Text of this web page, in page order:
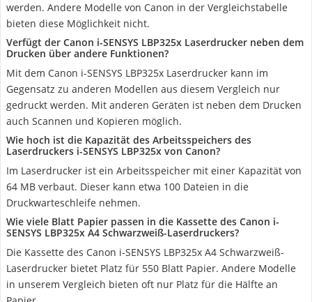
werden. Andere Modelle von Canon in der Vergleichstabelle
bieten diese Möglichkeit nicht.
Verfügt der Canon i-SENSYS LBP325x Laserdrucker neben dem
Drucken über andere Funktionen?
Mit dem Canon i-SENSYS LBP325x Laserdrucker kann im
Gegensatz zu anderen Modellen aus diesem Vergleich nur
gedruckt werden. Mit anderen Geräten ist neben dem Drucken
auch Scannen und Kopieren möglich.
Wie hoch ist die Kapazität des Arbeitsspeichers des
Laserdruckers i-SENSYS LBP325x von Canon?
Im Laserdrucker ist ein Arbeitsspeicher mit einer Kapazität von
64 MB verbaut. Dieser kann etwa 100 Dateien in die
Druckwarteschleife nehmen.
Wie viele Blatt Papier passen in die Kassette des Canon i-
SENSYS LBP325x A4 Schwarzweiß-Laserdruckers?
Die Kassette des Canon i-SENSYS LBP325x A4 Schwarzweiß-
Laserdrucker bietet Platz für 550 Blatt Papier. Andere Modelle
in unserem Vergleich bieten oft nur Platz für die Hälfte an